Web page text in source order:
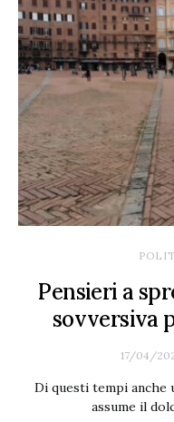
Pensieri a
sovversiva
17/04/
Di questi tempi anche
assume il